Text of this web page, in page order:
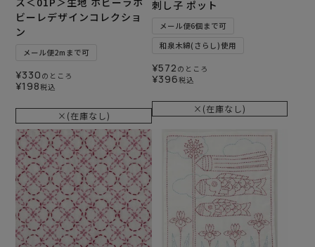
ビーレデザインコレクショ
ン
メール便2mまで可
¥330 のところ
¥198税込
×(在庫なし)
刺し子 ポット
メール便6個まで可
和泉木綿(さらし)使用
¥572 のところ
¥396税込
×(在庫なし)